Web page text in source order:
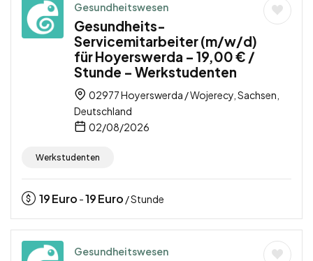
Gesundheitswesen
Gesundheits-
Servicemitarbeiter (m/w/d)
für Hoyerswerda – 19,00 € /
Stunde – Werkstudenten
02977 Hoyerswerda / Wojerecy, Sachsen,
Deutschland
02/08/2026
Werkstudenten
19Euro -19Euro / Stunde
Gesundheitswesen